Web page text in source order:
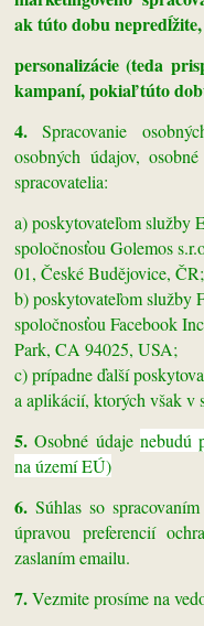
ak túto dobu nepredĺžite,
personalizácie (teda
kampaní, pokiaľ túto
4.Spracovanie
osobných údajov,
spracovatelia:
a) poskytovateľom služby
spoločnosťou Golemos
01, České Budějovice, ČR;
b) poskytovateľom služby
spoločnosťou Facebook
Park, CA 94025, USA;
c) prípadne ďalší
a aplikácií, ktorých však v
5.Osobné údajenebudú
na území EÚ)
6.Súhlas so
úpravou preferencií
zaslaním emailu.
7.Vezmite prosíme na